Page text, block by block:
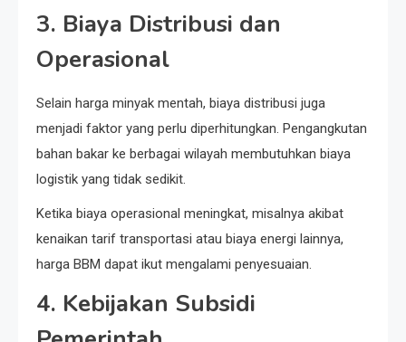
3. Biaya Distribusi dan
Operasional
Selain harga minyak mentah, biaya distribusi juga
menjadi faktor yang perlu diperhitungkan. Pengangkutan
bahan bakar ke berbagai wilayah membutuhkan biaya
logistik yang tidak sedikit.
Ketika biaya operasional meningkat, misalnya akibat
kenaikan tarif transportasi atau biaya energi lainnya,
harga BBM dapat ikut mengalami penyesuaian.
4. Kebijakan Subsidi